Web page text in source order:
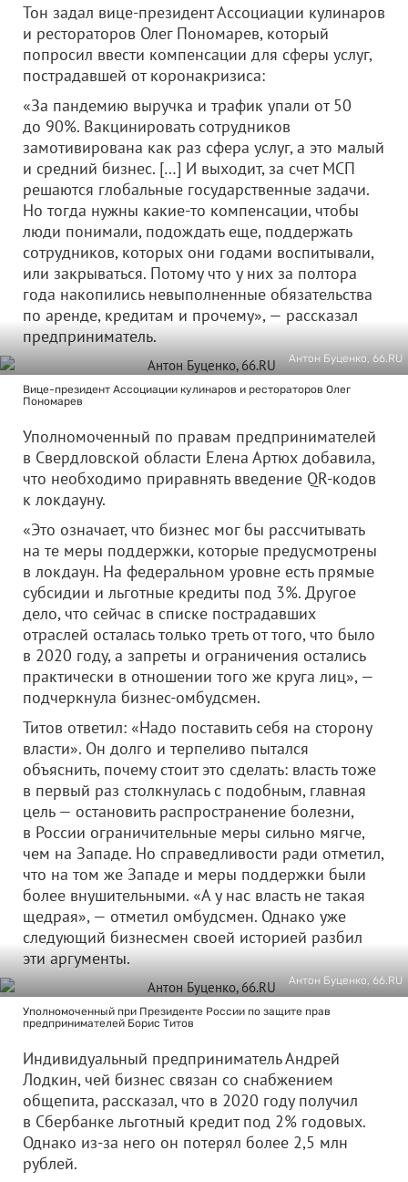
Тон задал вице-президент Ассоциации кулинаров
и рестораторов Олег Пономарев, который
попросил ввести компенсации для сферы услуг,
пострадавшей от коронакризиса:
«За пандемию выручка и трафик упали от 50
до 90%. Вакцинировать сотрудников
замотивирована как раз сфера услуг, а это малый
и средний бизнес. […] И выходит, за счет МСП
решаются глобальные государственные задачи.
Но тогда нужны какие-то компенсации, чтобы
люди понимали, подождать еще, поддержать
сотрудников, которых они годами воспитывали,
или закрываться. Потому что у них за полтора
года накопились невыполненные обязательства
по аренде, кредитам и прочему», — рассказал
предприниматель.
Антон Буценко, 66.RU
Вице-президент Ассоциации кулинаров и рестораторов Олег
Пономарев
Уполномоченный по правам предпринимателей
в Свердловской области Елена Артюх добавила,
что необходимо приравнять введение QR-кодов
к локдауну.
«Это означает, что бизнес мог бы рассчитывать
на те меры поддержки, которые предусмотрены
в локдаун. На федеральном уровне есть прямые
субсидии и льготные кредиты под 3%. Другое
дело, что сейчас в списке пострадавших
отраслей осталась только треть от того, что было
в 2020 году, а запреты и ограничения остались
практически в отношении того же круга лиц», —
подчеркнула бизнес-омбудсмен.
Титов ответил: «Надо поставить себя на сторону
власти». Он долго и терпеливо пытался
объяснить, почему стоит это сделать: власть тоже
в первый раз столкнулась с подобным, главная
цель — остановить распространение болезни,
в России ограничительные меры сильно мягче,
чем на Западе. Но справедливости ради отметил,
что на том же Западе и меры поддержки были
более внушительными. «А у нас власть не такая
щедрая», — отметил омбудсмен. Однако уже
следующий бизнесмен своей историей разбил
эти аргументы.
Антон Буценко, 66.RU
Уполномоченный при Президенте России по защите прав
предпринимателей Борис Титов
Индивидуальный предприниматель Андрей
Лодкин, чей бизнес связан со снабжением
общепита, рассказал, что в 2020 году получил
в Сбербанке льготный кредит под 2% годовых.
Однако из-за него он потерял более 2,5 млн
рублей.